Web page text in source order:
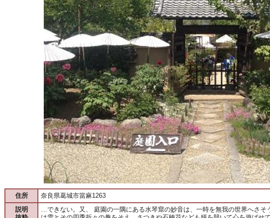
住所
奈良県葛城市當麻1263
説明
…できない。又、 庭園の一隅にある水琴窟の妙音は、一時を無我の世界へさそ